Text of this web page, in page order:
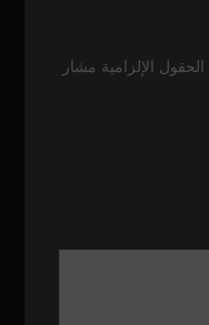
الحقول الإلزامية مشار